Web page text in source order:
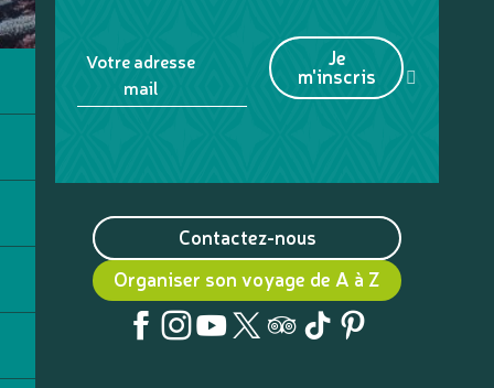
Votre adresse
mail
Je
m'inscris
Contactez-nous
Organiser son voyage de A à Z